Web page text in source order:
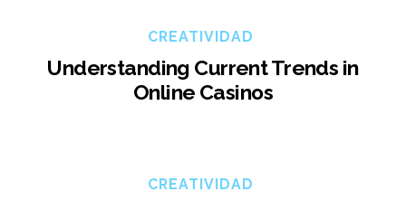
CREATIVIDAD
Understanding Current Trends in
Online Casinos
CREATIVIDAD